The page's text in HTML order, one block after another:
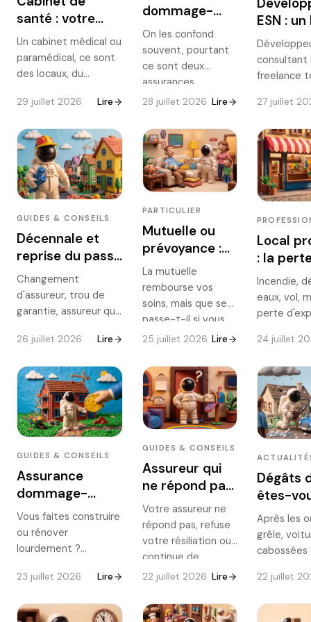
enfants.
santé : votre
matériel et vos
données
patients sont-ils
Un cabinet médical ou
paramédical, ce sont
des locaux, du
des données patients
multirisque du cabinet
de santé protège
tout cela, en
complément de la RC
médicale. Ce qu'elle
couvre et les
spécificités du
secteur santé.
29 juillet 2026 Lire
dommage-
ouvrage :
quelle
différence en
2026 ?
On les confond
souvent, pourtant
ce sont deux
assurances
complémentaires :
constructeur,
l'autre le maître
d'ouvrage. Qui
souscrit quoi,
comment elles
fonctionnent
ensemble, et
pourquoi les deux
sont nécessaires
sur un chantier.
28 juillet 2026 Lire
ESN :
un
vous
?
consultant
freelance
faille peut
engager
doit
avec le
clauses à
27 juillet
GUIDES & CONSEILS
Décennale et
reprise du passé
: couvrir ses
anciens
chantiers en
Changement
d'assureur, trou de
garantie, assureur qui
la reprise du passé
chantiers déjà
réalisés. Comment ça
marche, quand c'est
vraiment nécessaire,
et pourquoi la date
d'ouverture de
chantier change tout.
26 juillet 2026 Lire
PARTICULIER
Mutuelle ou
prévoyance :
quelle
différence et
pourquoi les
deux ?
La mutuelle
rembourse vos
soins, mais que se
passe-t-il si vous
ne pouvez plus
prévoyance couvre
l'arrêt de travail,
l'invalidité et le
décès. Ce qu'elle
garantit vraiment,
pour qui elle est
indispensable, et
comment la
distinguer de la
santé.
25 juillet 2026 Lire
Local
: la
oublie
Incendie,
eaux, vol,
perte
protège
votre
continuité
activité.
couvre, la
perte
les points
négliger.
24 juillet
GUIDES & CONSEILS
Assurance
dommage-
ouvrage :
obligation, utilité
et prix en 2026
Vous faites construire
ou rénover
lourdement ?
dommage-ouvrage
vous permet d'être
23 juillet 2026 Lire
GUIDES & CONSEILS
Assureur qui
ne répond pas
à votre
résiliation : que
faire
Votre assureur ne
répond pas, refuse
votre résiliation ou
continue de
prélever ? Vous
clairs : relance, mise
22 juillet 2026 Lire
Dégâts
êtes-
couvert
faire ?
Après les
grêle,
par
couverte
22 juillet